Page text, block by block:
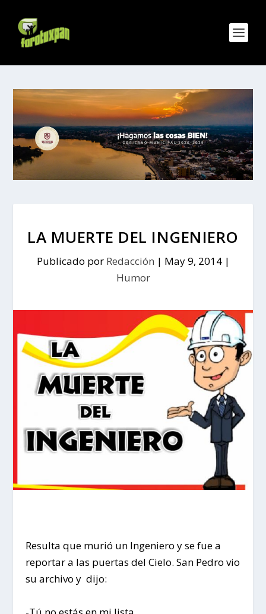
LA MUERTE DEL INGENIERO
Publicado por Redacción | May 9, 2014|
Humor
Resulta que murió un Ingeniero y se fue a
reportar a las puertas del Cielo. San Pedro vio
su archivo y dijo: